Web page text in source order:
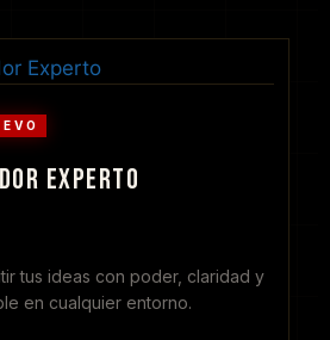
EXPERTO
tus ideas con poder, claridad y
en cualquier entorno.